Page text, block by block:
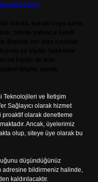
Teknolojileri ve İletişim
Sağlayıcı olarak hizmet
olarak denetleme
Ancak, üyelerimiz
olup, siteye üye olarak bu
düşündüğünüz
adresine bildirmeniz halinde,
kaldırılacaktır.